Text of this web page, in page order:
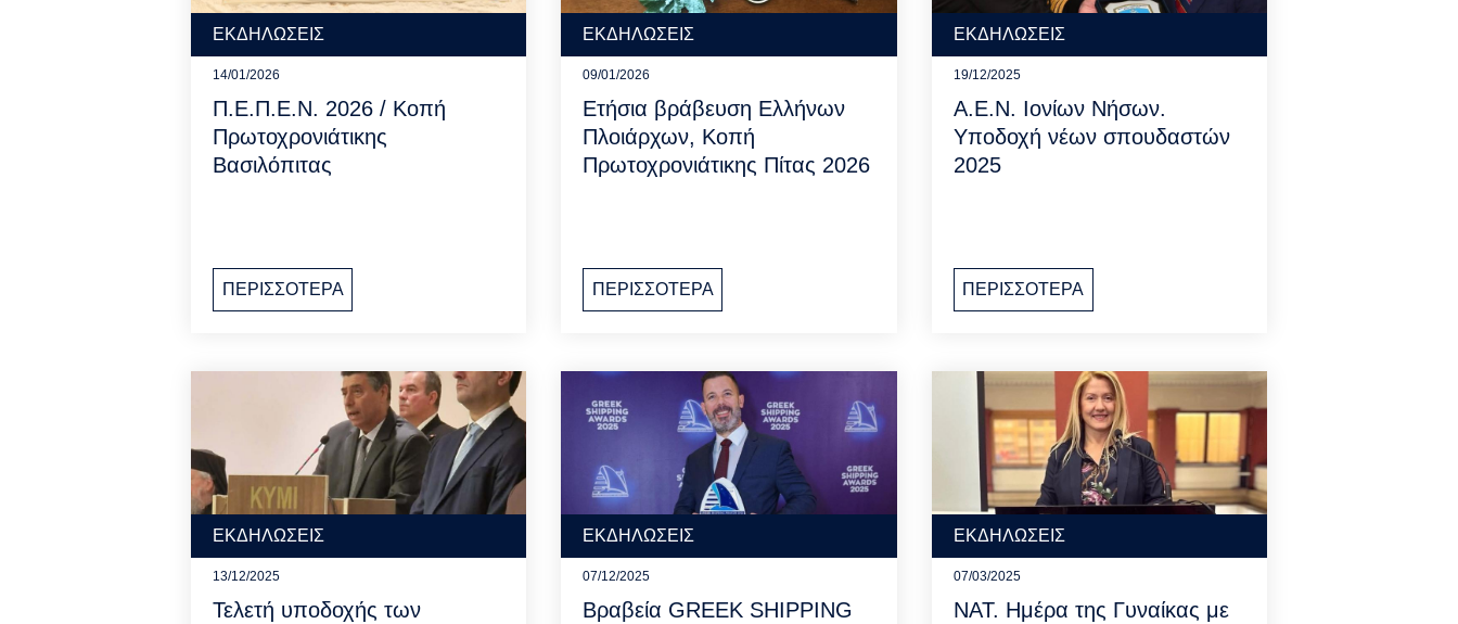
ΕΚΔΗΛΩΣΕΙΣ
14/01/2026
Π.Ε.Π.Ε.Ν. 2026 / Κοπή
Πρωτοχρονιάτικης
Βασιλόπιτας
ΠΕΡΙΣΣΟΤΕΡΑ
ΕΚΔΗΛΩΣΕΙΣ
09/01/2026
Ετήσια βράβευση Ελλήνων
Πλοιάρχων, Κοπή
Πρωτοχρονιάτικης Πίτας 2026
ΠΕΡΙΣΣΟΤΕΡΑ
ΕΚΔΗΛΩΣΕΙΣ
19/12/2025
Α.Ε.Ν. Ιονίων Νήσων.
Υποδοχή νέων σπουδαστών
2025
ΠΕΡΙΣΣΟΤΕΡΑ
ΕΚΔΗΛΩΣΕΙΣ
13/12/2025
Τελετή υποδοχής των
ΕΚΔΗΛΩΣΕΙΣ
07/12/2025
Βραβεία GREEK SHIPPING
ΕΚΔΗΛΩΣΕΙΣ
07/03/2025
ΝΑΤ. Ημέρα της Γυναίκας με